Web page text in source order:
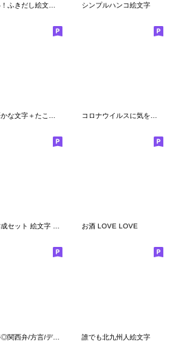
シンプルハンコ絵文字
地図作成セット 絵文字 基本編 お酒 LOVE LOVE
絵文字◎関西弁/方言/デコ文字 誰でも北九州人絵文字